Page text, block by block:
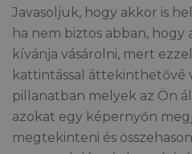
Javasoljuk, hogy akkor is
ha nem biztos abban,
kívánja vásárolni, mert
kattintással áttekinthetővé
pillanatban melyek az Ön
azokat egy képernyőn
megtekinteni és